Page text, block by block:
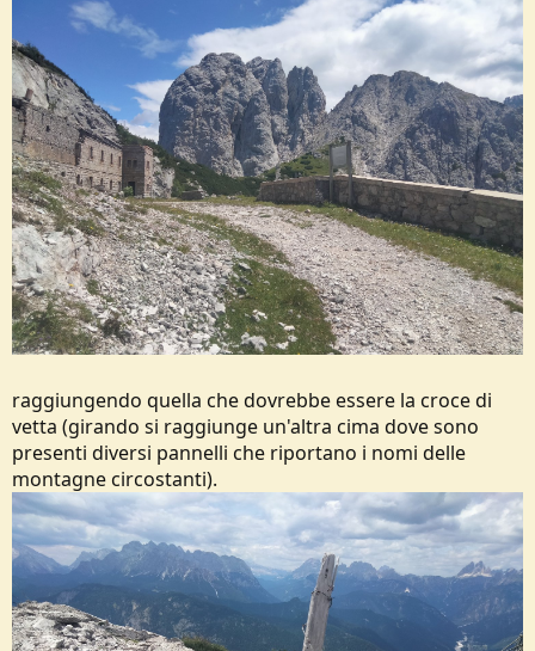
raggiungendo quella che dovrebbe essere la croce di
vetta (girando si raggiunge un'altra cima dove sono
presenti diversi pannelli che riportano i nomi delle
montagne circostanti).